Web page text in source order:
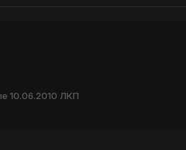
10.06.2010 ЛКП